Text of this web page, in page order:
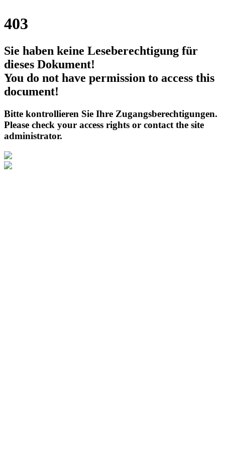
403
Sie haben keine Leseberechtigung für
dieses Dokument!
You do not have permission to access this
document!
Bitte kontrollieren Sie Ihre Zugangsberechtigungen.
Please check your access rights or contact the site
administrator.